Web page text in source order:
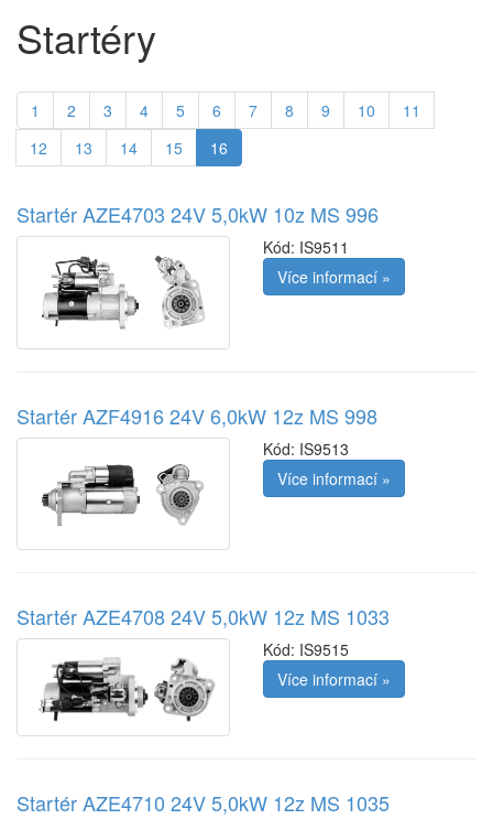
Startéry
1 2 3 4 5 6 7 8 9 10
11
12
13 14 15 16
Startér AZE4703 24V 5,0kW 10z MS 996
Kód: IS9511
Více informací »
Startér AZF4916 24V 6,0kW 12z MS 998
Kód: IS9513
Více informací »
Startér AZE4708 24V 5,0kW 12z MS 1033
Kód: IS9515
Více informací »
Startér AZE4710 24V 5,0kW 12z MS 1035